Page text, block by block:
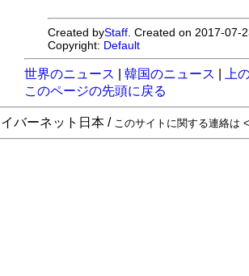
Created byStaff. Created on 2017-07-
Copyright: Default
世界のニュース 韓国のニュース
上
このページの先頭に戻る
イバーネット日本 / このサイトに関する連絡は